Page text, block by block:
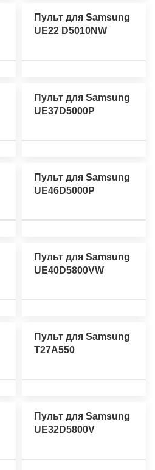
Пульт для Samsung
UE22 D5010NW
Пульт для Samsung
UE37D5000P
Пульт для Samsung
UE46D5000P
Пульт для Samsung
UE40D5800VW
Пульт для Samsung
T27A550
Пульт для Samsung
UE32D5800V